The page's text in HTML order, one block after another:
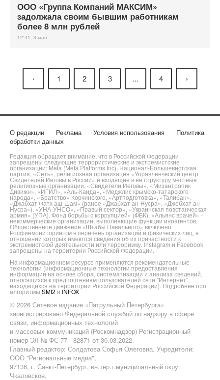
ООО «Группа Компаний МАКСИМ»
задолжала своим бывшим работникам
более 8 млн рублей
12:41, 3 мая
‹ 1 2 3 ... 4 ›
О редакции Реклама Условия использования
Политика
обработки данных
Редакция обращает внимание, что в Российской Федерации
запрещены следующие террористические и экстремистские
организации: Meta (Meta Platforms Inc), Национал-Большевистская
партия, «Сеть», религиозная организация «Управленческий центр
Свидетелей Иеговы в России» и входящие в ее структуру местные
религиозные организации, «Свидетели Иеговы», «Мизантропик
Дивижн», «ИГИЛ», «Аль-Каида», «Меджлис крымско-татарского
народа», «Братство» Корчинского, «Артподготовка», «Талибан»,
«Джабхат Фатх аш-Шам» (ранее «Джабхат ан-Нусра», «Джебхат ан-
Нусра»), «УНА-УНСО», «Правый сектор», «Украинская повстанческая
армия» (УПА). Фонд борьбы с коррупцией» (ФБК), «Альянс врачей» -
некоммерческие организации, выполняющие функции иноагентов.
Общественное движение «Штабы Навального» включено
Росфинмониторингом в перечень организаций и физических лиц, в
отношении которых имеются сведения об их причастности к
экстремистской деятельности или терроризму. Instagram и Facebook
запрещены на территории Российской Федерации.
На информационном ресурсе применяются рекомендательные
технологии (информационные технологии предоставления
информации на основе сбора, систематизации и анализа сведений,
относящихся к предпочтениям пользователей сети "Интернет",
находящихся на территории Российской Федерации). Подробнее про
алгоритмы SMI2 и INFOX
© 2026 Сетевое издание «Патрульный Петербурга»
зарегистрировано Федеральной службой по надзору в сфере
связи, информационных технологий
и массовых коммуникаций (Роскомнадзор) Регистрационный
номер ЭЛ № ФС 77 - 82871 от 30.03.2022.
Главный редактор: Солдатова Софья Олеговна. Учредители:
ООО "Региональные медиа",
97136, г. Санкт-Петербург, вн.тер.г.муниципальный округ
Чкаловское,